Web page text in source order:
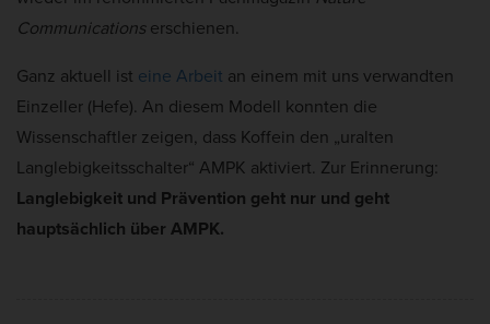
Communicationserschienen.
Ganz aktuell ist eine Arbeit an einem mit uns verwandten
Einzeller (Hefe). An diesem Modell konnten die
Wissenschaftler zeigen, dass Koffein den „uralten
Langlebigkeitsschalter“ AMPK aktiviert. Zur Erinnerung:
Langlebigkeit und Prävention geht nur und geht
hauptsächlich über AMPK.